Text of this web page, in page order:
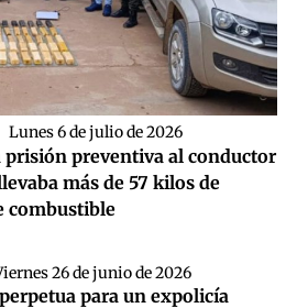
Lunes 6 de julio de 2026
preventiva al conductor
más de 57 kilos de
combustible
26 de junio de 2026
para un expolicía